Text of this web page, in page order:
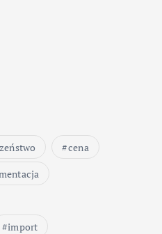
cena
import